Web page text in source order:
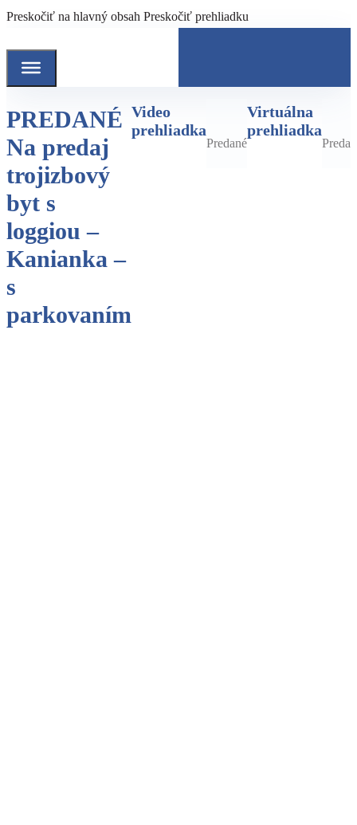
Preskočiť na hlavný obsah Preskočiť prehliadku
PREDANÉ
Na predaj
trojizbový
byt s
loggiou –
Kanianka –
s
parkovaním
Video
prehliadka
Predané
Virtuálna
prehliadka